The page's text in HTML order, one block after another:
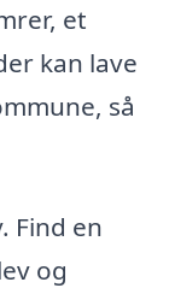
et
kan lave
så
Find en
og